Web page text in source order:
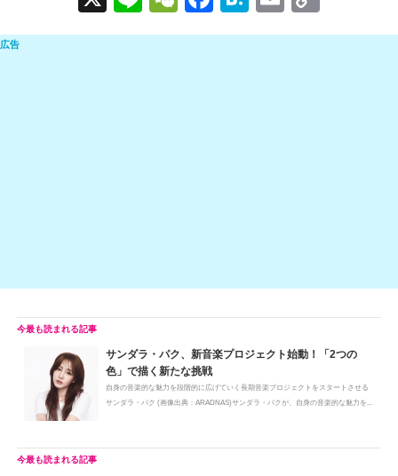
n
e
a at m o
サンダラ・パク、新音楽プロジェクト始動！「2つの
色」で描く新たな挑戦
自身の音楽的な魅力を段階的に広げていく長期音楽プロジェクトをスタートさせる
サンダラ・パク (画像出典：ARADNAS)サンダラ・パクが、自身の音楽的な魅力を...